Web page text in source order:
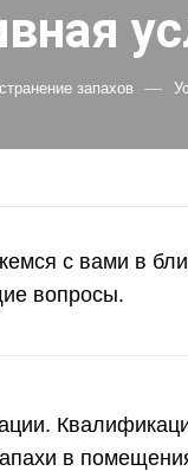
запахов —
с вами в
вопросы.
в